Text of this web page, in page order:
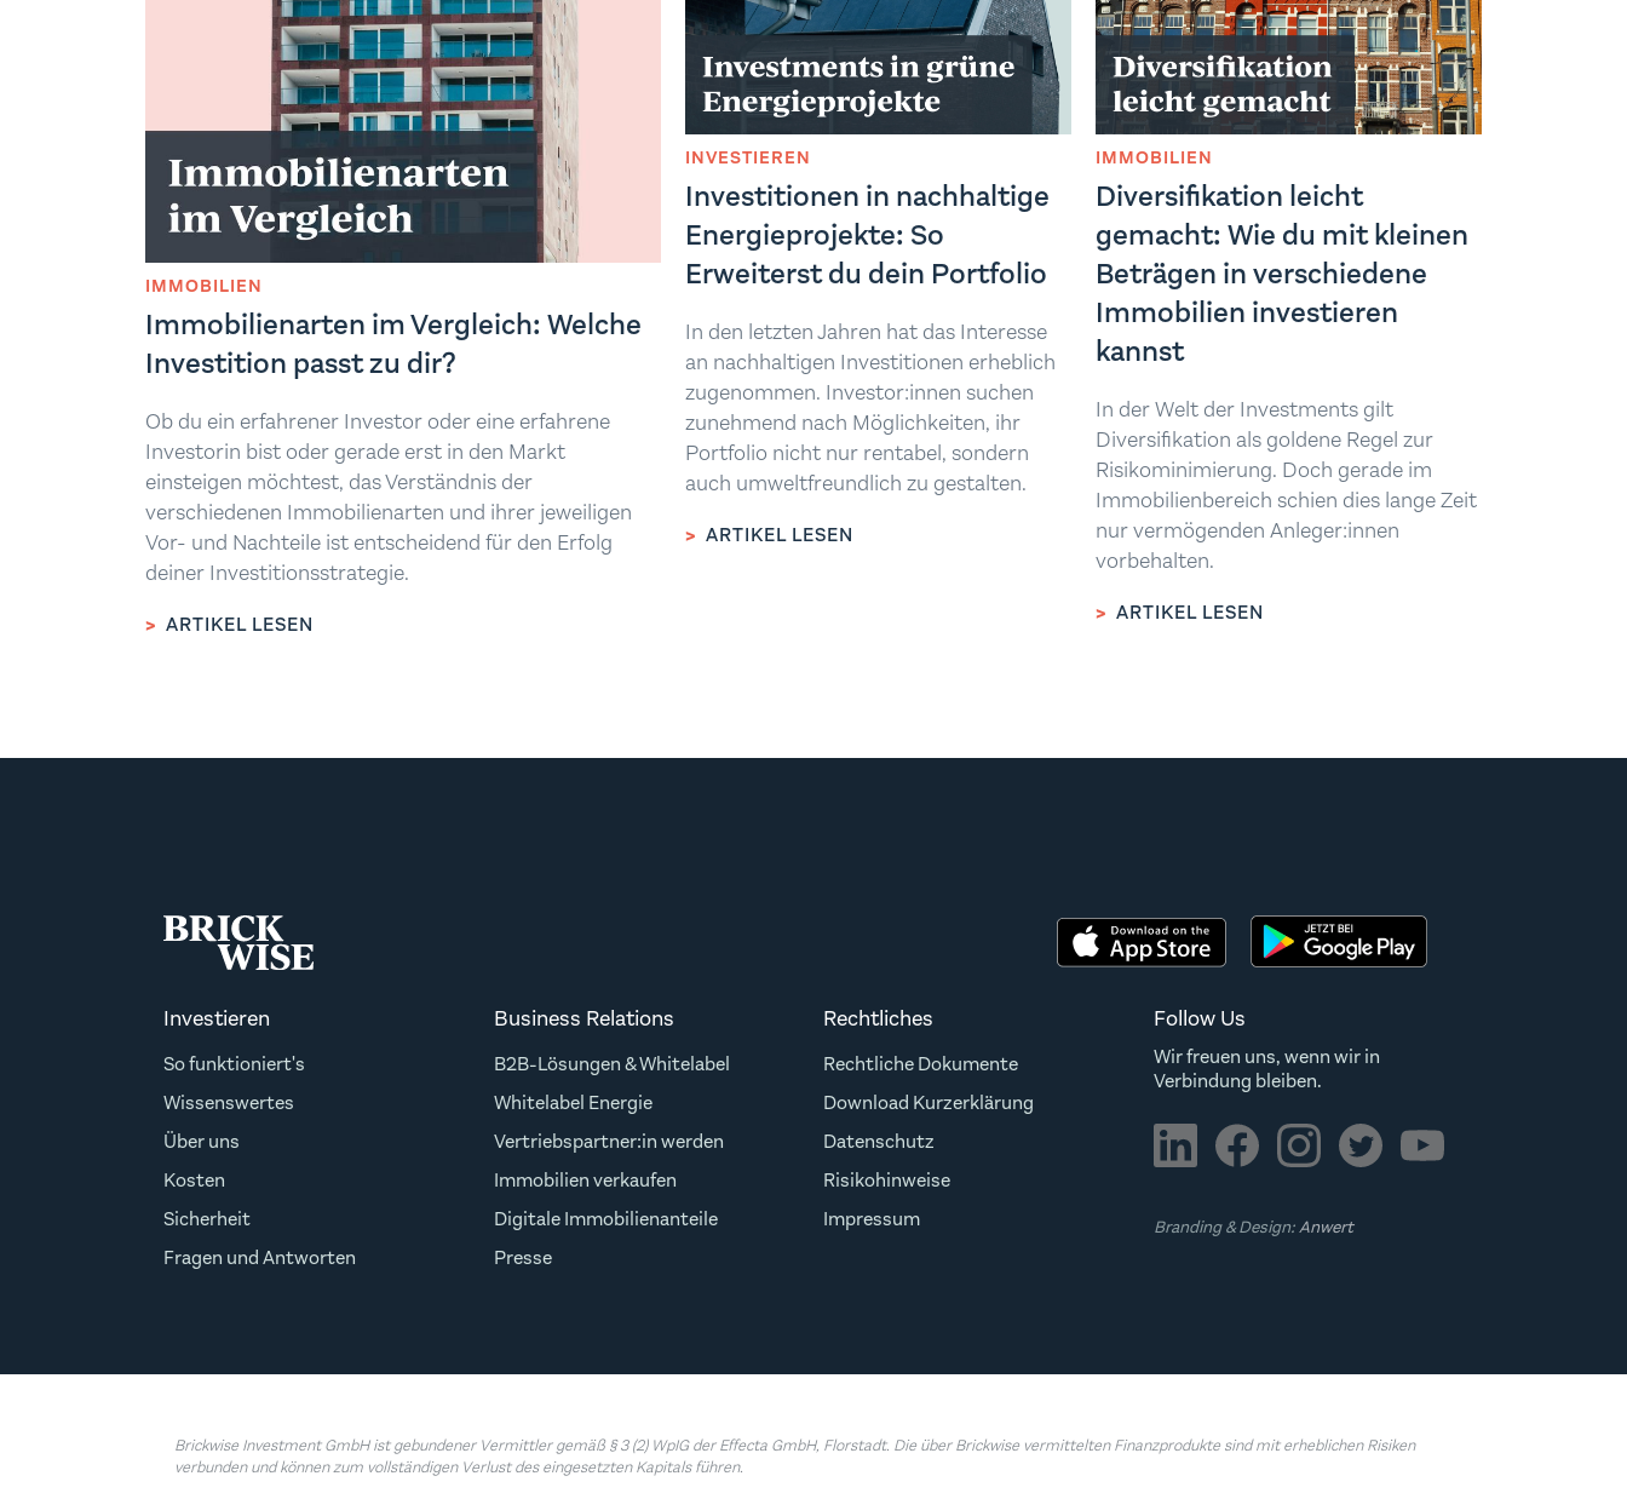
IMMOBILIEN
Immobilienarten im Vergleich: Welche
Investition passt zu dir?
Ob du ein erfahrener Investor oder eine erfahrene
Investorin bist oder gerade erst in den Markt
einsteigen möchtest, das Verständnis der
verschiedenen Immobilienarten und ihrer jeweiligen
Vor- und Nachteile ist entscheidend für den Erfolg
deiner Investitionsstrategie.
> ARTIKEL LESEN
INVESTIEREN
Investitionen in nachhaltige
Energieprojekte: So
Erweiterst du dein Portfolio
In den letzten Jahren hat das Interesse
an nachhaltigen Investitionen erheblich
zugenommen. Investor:innen suchen
zunehmend nach Möglichkeiten, ihr
Portfolio nicht nur rentabel, sondern
auch umweltfreundlich zu gestalten.
> ARTIKEL LESEN
IMMOBILIEN
Diversifikation leicht
gemacht: Wie du mit kleinen
Beträgen in verschiedene
Immobilien investieren
kannst
In der Welt der Investments gilt
Diversifikation als goldene Regel zur
Risikominimierung. Doch gerade im
Immobilienbereich schien dies lange Zeit
nur vermögenden Anleger:innen
vorbehalten.
> ARTIKEL LESEN
Investieren
So funktioniert's
Wissenswertes
Über uns
Kosten
Sicherheit
Fragen und Antworten
Business Relations
B2B-Lösungen & Whitelabel
Whitelabel Energie
Vertriebspartner:in werden
Immobilien verkaufen
Digitale Immobilienanteile
Presse
Rechtliches
Rechtliche Dokumente
Download Kurzerklärung
Datenschutz
Risikohinweise
Impressum
Follow Us
Wir freuen uns, wenn wir in
Verbindung bleiben.
Branding & Design:Anwert
Brickwise Investment GmbH ist gebundener Vermittler gemäß § 3 (2) WpIG der Effecta GmbH, Florstadt. Die über Brickwise vermittelten Finanzprodukte sind mit erheblichen Risiken
verbunden und können zum vollständigen Verlust des eingesetzten Kapitals führen.